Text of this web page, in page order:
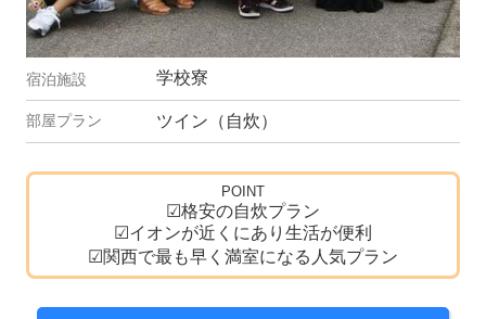
学校寮
ツイン（自炊）
POINT
☑格安の自炊プラン
☑イオンが近くにあり生活が便利
☑関西で最も早く満室になる人気プラン